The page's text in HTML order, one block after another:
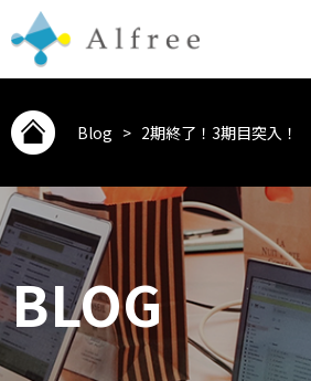
Blog > 2期終了！3期目突入！
BLOG